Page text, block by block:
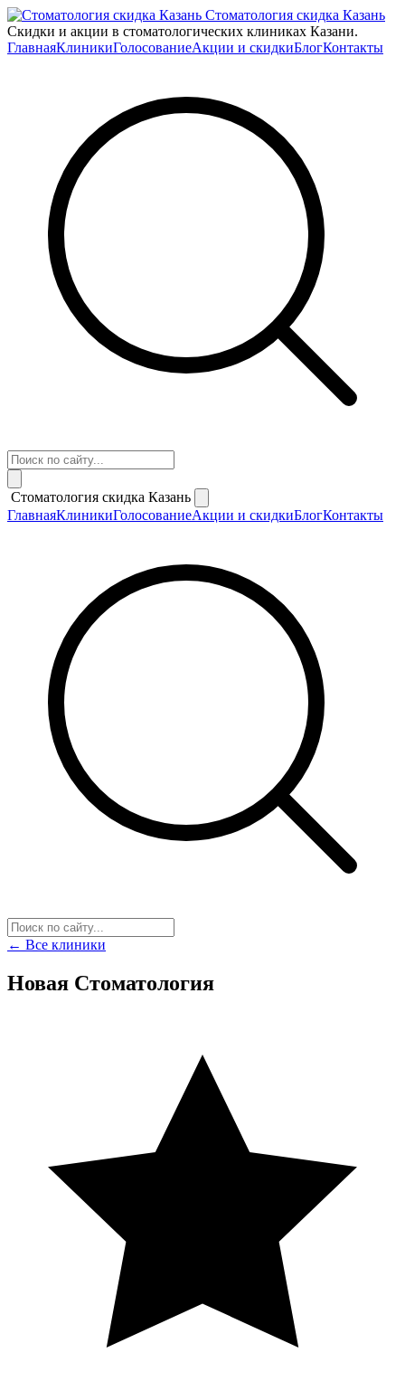
Стоматология скидка Казань
Скидки и акции в стоматологических клиниках Казани.
ГлавнаяКлиникиГолосованиеАкции и скидкиБлогКонтакты
Стоматология скидка Казань
ГлавнаяКлиникиГолосованиеАкции и скидкиБлогКонтакты
← Все клиники
Новая Стоматология